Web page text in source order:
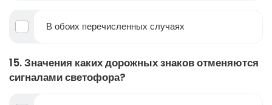
В обоих перечисленных случаях
15. Значения каких дорожных знаков отменяются
сигналами светофора?